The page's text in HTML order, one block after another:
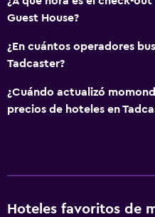
Guest House?
¿En cuántos operadores
Tadcaster?
¿Cuándo actualizó
precios de hoteles en
Hoteles favoritos de